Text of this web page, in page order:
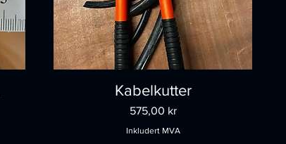
Kabelkutter
Pris
575,00 kr
Inkludert MVA